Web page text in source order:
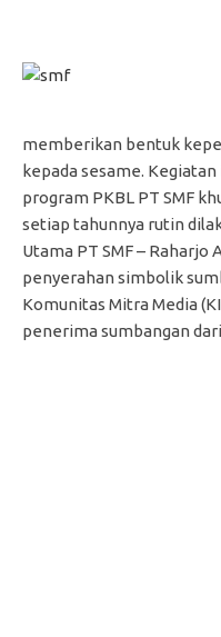
memberikan bentuk
kepada sesame.
program PKBL PT SMF
setiap tahunnya rutin
Utama PT SMF – Raharjo
penyerahan simbolik
Komunitas Mitra Media
penerima sumbangan dari